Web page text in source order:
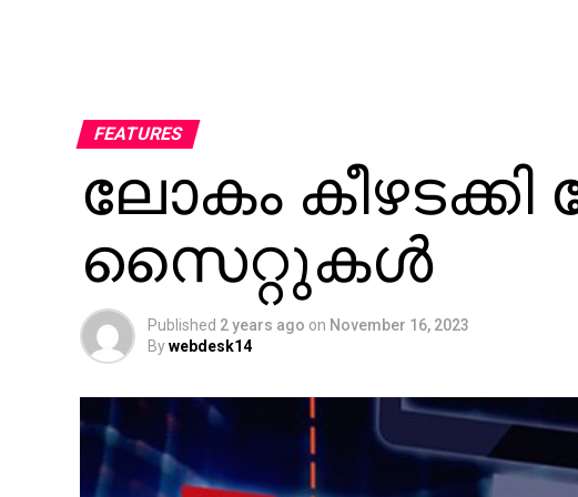
FEATURES
ലോകം
സൈറ്റുകൾ
Published 2 years ago on November 16, 2023
Bywebdesk14